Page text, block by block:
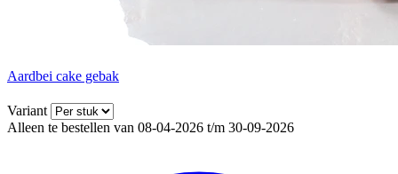
Aardbei cake gebak
Variant
Alleen te bestellen van 08-04-2026 t/m 30-09-2026